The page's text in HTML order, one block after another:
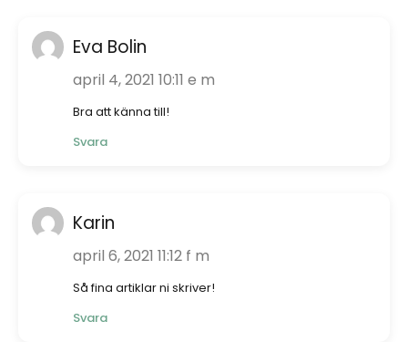
Eva Bolin
april 4, 2021 10:11 e m
Bra att känna till!
Svara
Karin
april 6, 2021 11:12 f m
Så fina artiklar ni skriver!
Svara